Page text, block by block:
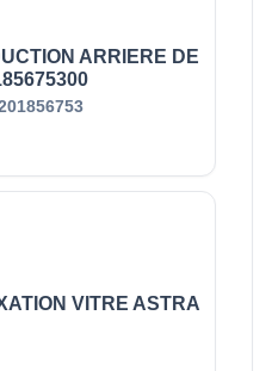
ARRIERE DE
VITRE ASTRA